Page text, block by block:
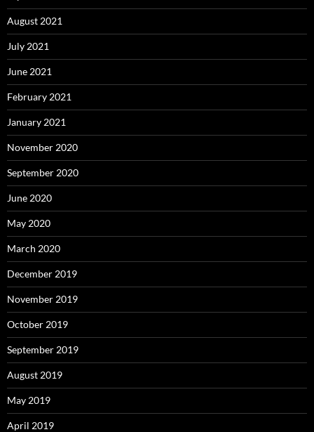
August 2021
July 2021
June 2021
February 2021
January 2021
November 2020
September 2020
June 2020
May 2020
March 2020
December 2019
November 2019
October 2019
September 2019
August 2019
May 2019
April 2019